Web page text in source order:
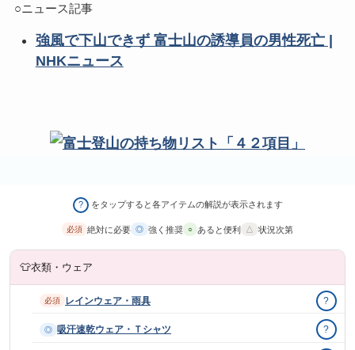
○ニュース記事
強風で下山できず 富士山の誘導員の男性死亡 |
NHKニュース
? をタップすると各アイテムの解説が表示されます
必須 絶対に必要 ◎ 強く推奨 ○ あると便利 △ 状況次第
👕衣類・ウェア
必須 レインウェア・雨具 ?
◎ 吸汗速乾ウェア・Ｔシャツ ?